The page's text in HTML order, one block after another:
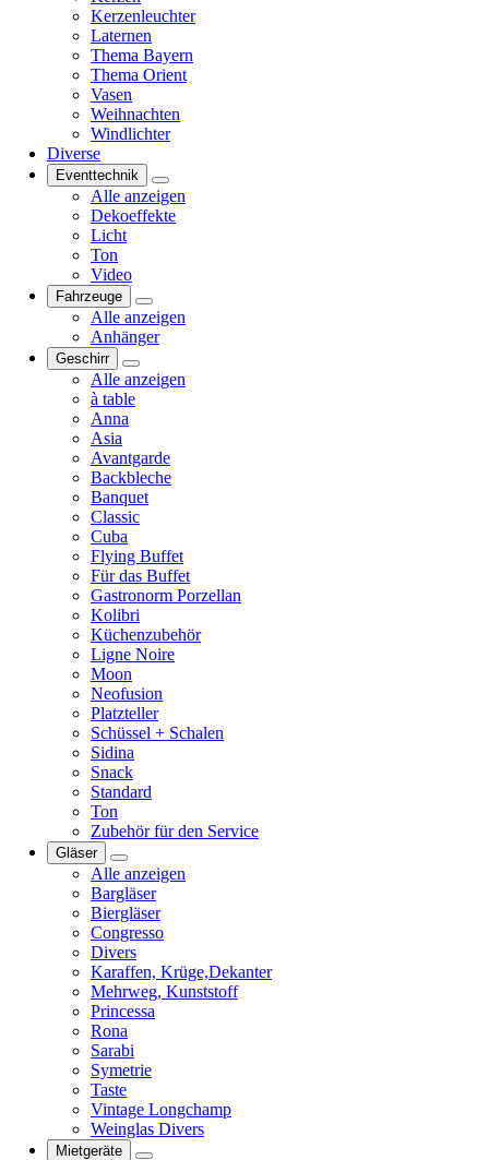
Kerzenleuchter
Laternen
Thema Bayern
Thema Orient
Vasen
Weihnachten
Windlichter
Diverse
Eventtechnik
Alle anzeigen
Dekoeffekte
Licht
Ton
Video
Fahrzeuge
Alle anzeigen
Anhänger
Geschirr
Alle anzeigen
à table
Anna
Asia
Avantgarde
Backbleche
Banquet
Classic
Cuba
Flying Buffet
Für das Buffet
Gastronorm Porzellan
Kolibri
Küchenzubehör
Ligne Noire
Moon
Neofusion
Platzteller
Schüssel + Schalen
Sidina
Snack
Standard
Ton
Zubehör für den Service
Gläser
Alle anzeigen
Bargläser
Biergläser
Congresso
Divers
Karaffen, Krüge,Dekanter
Mehrweg, Kunststoff
Princessa
Rona
Sarabi
Symetrie
Taste
Vintage Longchamp
Weinglas Divers
Mietgeräte